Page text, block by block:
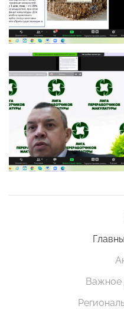
Важное